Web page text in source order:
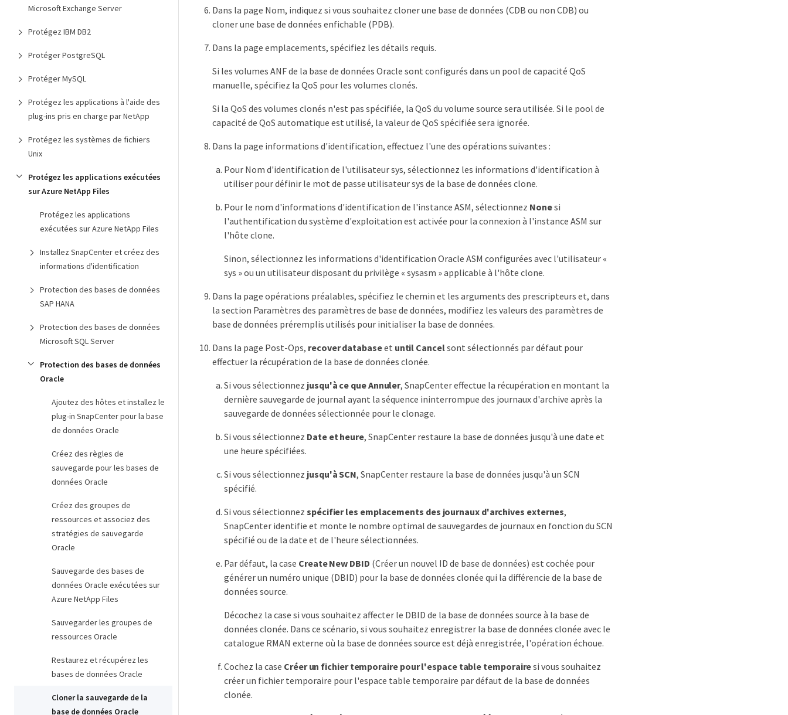
Microsoft Exchange Server
Protégez IBM DB2
Protéger PostgreSQL
Protéger MySQL
Protégez les applications à l'aide des
plug-ins pris en charge par NetApp
Protégez les systèmes de fichiers
Unix
Protégez les applications exécutées
sur Azure NetApp Files
Protégez les applications
exécutées sur Azure NetApp Files
Installez SnapCenter et créez des
informations d'identification
Protection des bases de données
SAP HANA
Protection des bases de données
Microsoft SQL Server
Protection des bases de données
Oracle
Ajoutez des hôtes et installez le
plug-in SnapCenter pour la base
de données Oracle
Créez des règles de
sauvegarde pour les bases de
données Oracle
Créez des groupes de
ressources et associez des
stratégies de sauvegarde
Oracle
Sauvegarde des bases de
données Oracle exécutées sur
Azure NetApp Files
Sauvegarder les groupes de
ressources Oracle
Restaurez et récupérez les
bases de données Oracle
Cloner la sauvegarde de la
base de données Oracle
Dans la page Nom, indiquez si vous souhaitez cloner une base de données (CDB ou non CDB) ou
cloner une base de données enfichable (PDB).
Dans la page emplacements, spécifiez les détails requis.
Si les volumes ANF de la base de données Oracle sont configurés dans un pool de capacité QoS
manuelle, spécifiez la QoS pour les volumes clonés.
Si la QoS des volumes clonés n'est pas spécifiée, la QoS du volume source sera utilisée. Si le pool de
capacité de QoS automatique est utilisé, la valeur de QoS spécifiée sera ignorée.
Dans la page informations d'identification, effectuez l'une des opérations suivantes :
Pour Nom d'identification de l'utilisateur sys, sélectionnez les informations d'identification à
utiliser pour définir le mot de passe utilisateur sys de la base de données clone.
Pour le nom d'informations d'identification de l'instance ASM, sélectionnez Nonesi
l'authentification du système d'exploitation est activée pour la connexion à l'instance ASM sur
l'hôte clone.
Sinon, sélectionnez les informations d'identification Oracle ASM configurées avec l'utilisateur «
sys » ou un utilisateur disposant du privilège « sysasm » applicable à l'hôte clone.
Dans la page opérations préalables, spécifiez le chemin et les arguments des prescripteurs et, dans
la section Paramètres des paramètres de base de données, modifiez les valeurs des paramètres de
base de données préremplis utilisés pour initialiser la base de données.
Dans la page Post-Ops, recover databaseet until Cancelsont sélectionnés par défaut pour
effectuer la récupération de la base de données clonée.
Si vous sélectionnez jusqu'à ce que Annuler, SnapCenter effectue la récupération en montant la
dernière sauvegarde de journal ayant la séquence ininterrompue des journaux d'archive après la
sauvegarde de données sélectionnée pour le clonage.
Si vous sélectionnez Date et heure, SnapCenter restaure la base de données jusqu'à une date et
une heure spécifiées.
Si vous sélectionnez jusqu'à SCN, SnapCenter restaure la base de données jusqu'à un SCN
spécifié.
Si vous sélectionnez spécifier les emplacements des journaux d'archives externes,
SnapCenter identifie et monte le nombre optimal de sauvegardes de journaux en fonction du SCN
spécifié ou de la date et de l'heure sélectionnées.
Par défaut, la case Create New DBID (Créer un nouvel ID de base de données) est cochée pour
générer un numéro unique (DBID) pour la base de données clonée qui la différencie de la base de
données source.
Décochez la case si vous souhaitez affecter le DBID de la base de données source à la base de
données clonée. Dans ce scénario, si vous souhaitez enregistrer la base de données clonée avec le
catalogue RMAN externe où la base de données source est déjà enregistrée, l'opération échoue.
Cochez la case Créer un fichier temporaire pour l'espace table temporairesi vous souhaitez
créer un fichier temporaire pour l'espace table temporaire par défaut de la base de données
clonée.